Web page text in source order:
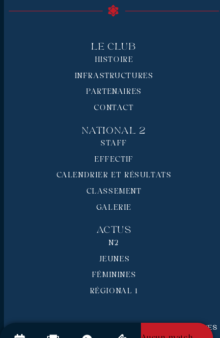
Le Club
HISTOIRE
INFRASTRUCTURES
PARTENAIRES
CONTACT
National 2
STAFF
EFFECTIF
CALENDRIER ET RÉSULTATS
CLASSEMENT
GALERIE
Actus
N2
JEUNES
FÉMININES
RÉGIONAL 1
RC Pays de Grasse © 2026 - Tous droits réservés
Mentions légales